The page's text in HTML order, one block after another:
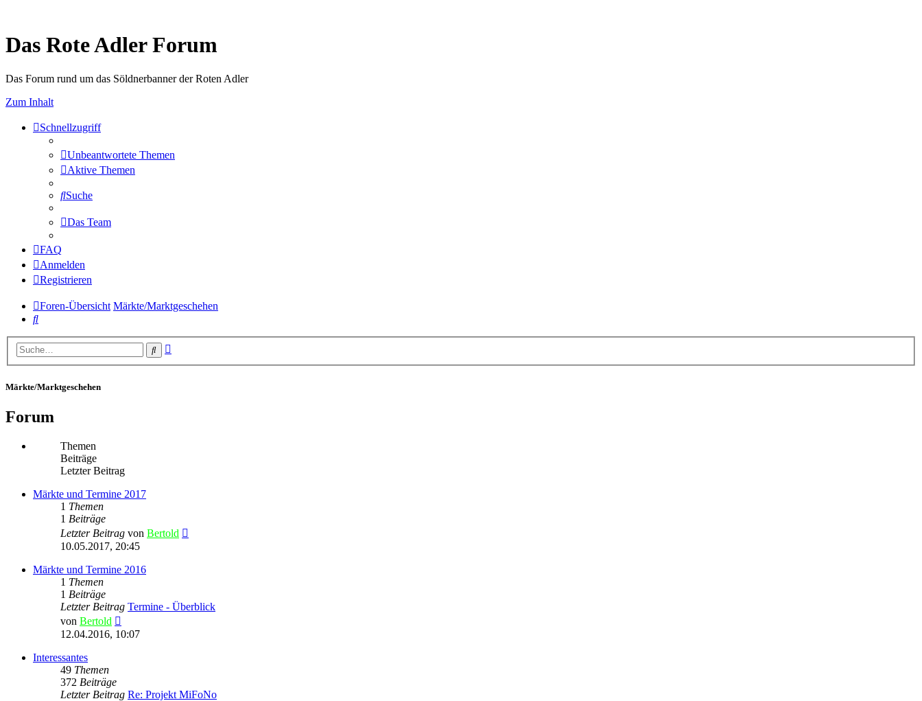
Das Rote Adler Forum
Das Forum rund um das Söldnerbanner der Roten Adler
Zum Inhalt
Schnellzugriff
Unbeantwortete Themen
Aktive Themen
Suche
Das Team
FAQ
Anmelden
Registrieren
Foren-Übersicht Märkte/Marktgeschehen
Suche
Suche
Märkte/Marktgeschehen
Forum
Themen
Beiträge
Letzter Beitrag
Märkte und Termine 2017
1 Themen
1 Beiträge
Letzter Beitrag von Bertold
10.05.2017, 20:45
Märkte und Termine 2016
1 Themen
1 Beiträge
Letzter Beitrag Termine - Überblick
von Bertold
Beitrag
12.04.2016, 10:07
Interessantes
49 Themen
372 Beiträge
Letzter Beitrag Re: Projekt MiFoNo